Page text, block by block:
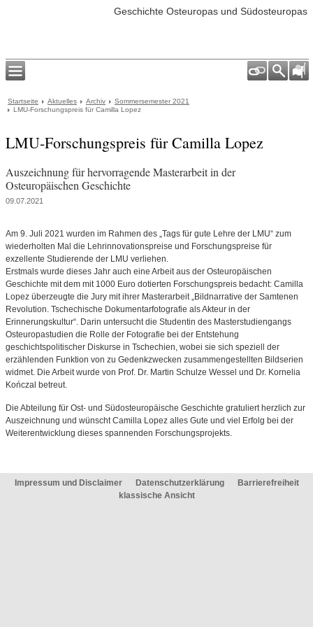
Geschichte Osteuropas und Südosteuropas
Startseite Aktuelles Archiv
Sommersemester 2021
LMU-Forschungspreis für Camilla Lopez
LMU-Forschungspreis für Camilla Lopez
Auszeichnung für hervorragende Masterarbeit in der
Osteuropäischen Geschichte
09.07.2021
Am 9. Juli 2021 wurden im Rahmen des „Tags für gute Lehre der LMU“ zum
wiederholten Mal die Lehrinnovationspreise und Forschungspreise für
exzellente Studierende der LMU verliehen.
Erstmals wurde dieses Jahr auch eine Arbeit aus der Osteuropäischen
Geschichte mit dem mit 1000 Euro dotierten Forschungspreis bedacht: Camilla
Lopez überzeugte die Jury mit ihrer Masterarbeit „Bildnarrative der Samtenen
Revolution. Tschechische Dokumentarfotografie als Akteur in der
Erinnerungskultur“. Darin untersucht die Studentin des Masterstudiengangs
Osteuropastudien die Rolle der Fotografie bei der Entstehung
geschichtspolitischer Diskurse in Tschechien, wobei sie sich speziell der
erzählenden Funktion von zu Gedenkzwecken zusammengestellten Bildserien
widmet. Die Arbeit wurde von Prof. Dr. Martin Schulze Wessel und Dr. Kornelia
Kończal betreut.
Die Abteilung für Ost- und Südosteuropäische Geschichte gratuliert herzlich zur
Auszeichnung und wünscht Camilla Lopez alles Gute und viel Erfolg bei der
Weiterentwicklung dieses spannenden Forschungsprojekts.
Impressum und Disclaimer Datenschutzerklärung
Barrierefreiheit
klassische Ansicht